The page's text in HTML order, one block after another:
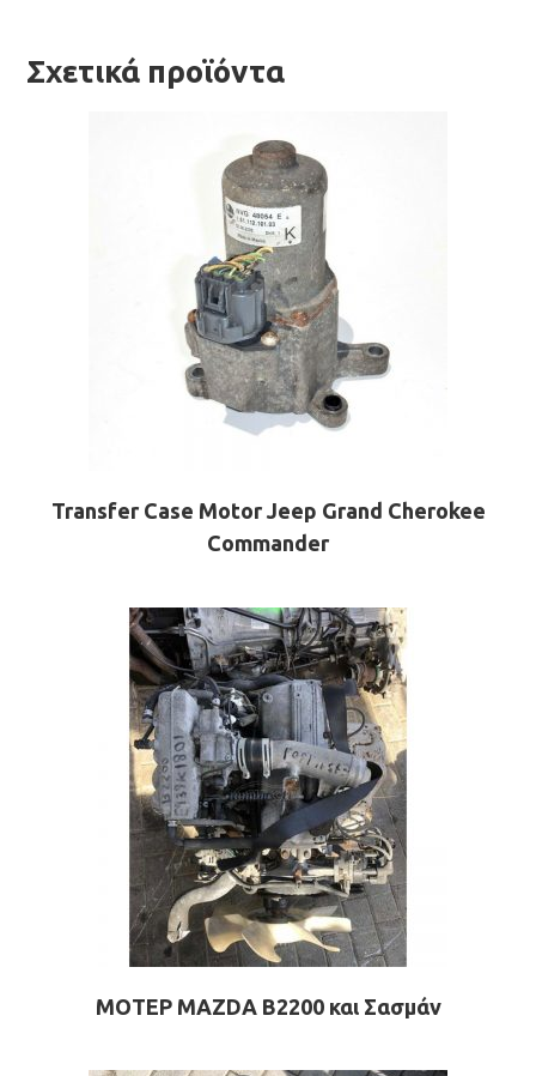
Σχετικά προϊόντα
Transfer Case Motor Jeep Grand Cherokee
Commander
ΜΟΤΕΡ MAZDA B2200 και Σασμάν